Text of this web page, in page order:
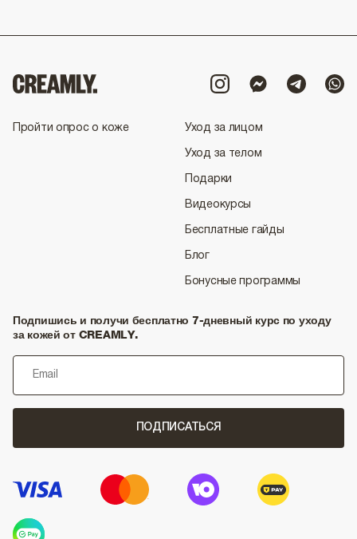
Пройти опрос о коже Уход за лицом
Уход за телом
Подарки
Видеокурсы
Бесплатные гайды
Блог
Бонусные программы
Подпишись и получи бесплатно 7-дневный курс по уходу
за кожей от CREAMLY.
ПОДПИСАТЬСЯ